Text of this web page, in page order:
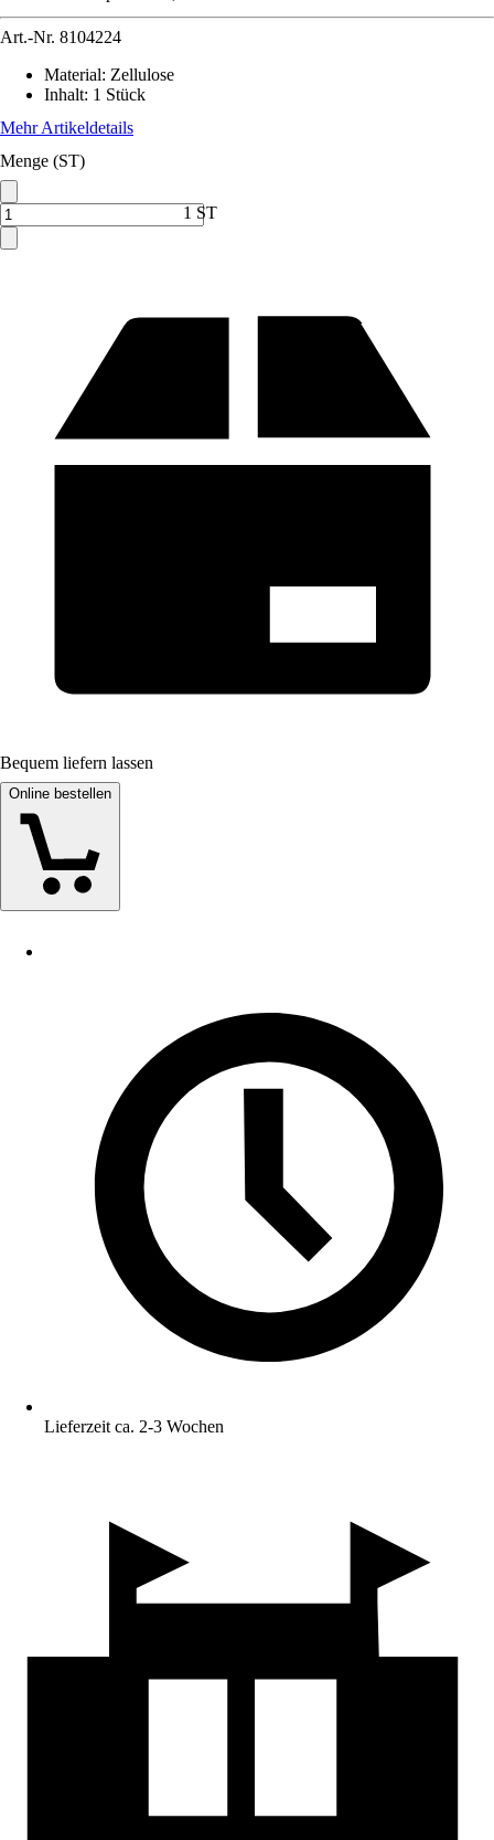
Art.-Nr. 8104224
Material: Zellulose
Inhalt: 1 Stück
Mehr Artikeldetails
Menge (ST)
1 ST
Bequem liefern lassen
Online bestellen
Lieferzeit ca. 2-3 Wochen